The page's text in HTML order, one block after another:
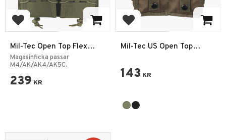
Add to favorites
Mil-Tec Open Top Flex
Double Magasin Pouch
Magasinficka passar
M4/AK/AK4/AK5C.
239 KR
Add to favorites
Mil-Tec US Open Top
143 KR